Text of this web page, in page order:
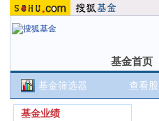
基金首页
基金首页
基金筛选器 查看
基金业绩